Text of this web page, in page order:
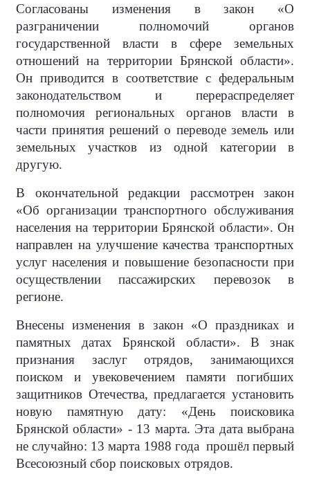
Согласованы изменения в закон «О
разграничении полномочий органов
государственной власти в сфере земельных
отношений на территории Брянской области».
Он приводится в соответствие с федеральным
законодательством и перераспределяет
полномочия региональных органов власти в
части принятия решений о переводе земель или
земельных участков из одной категории в
другую.
В окончательной редакции рассмотрен закон
«Об организации транспортного обслуживания
населения на территории Брянской области». Он
направлен на улучшение качества транспортных
услуг населения и повышение безопасности при
осуществлении пассажирских перевозок в
регионе.
Внесены изменения в закон «О праздниках и
памятных датах Брянской области». В знак
признания заслуг отрядов, занимающихся
поиском и увековечением памяти погибших
защитников Отечества, предлагается установить
новую памятную дату: «День поисковика
Брянской области» - 13 марта. Эта дата выбрана
не случайно: 13 марта 1988 года прошёл первый
Всесоюзный сбор поисковых отрядов.